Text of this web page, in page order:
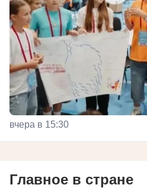
вчера в 15:30
Главное в стране